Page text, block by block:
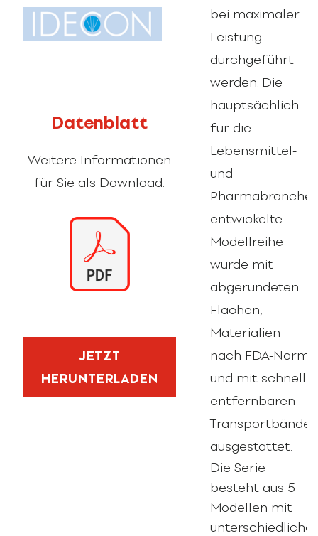
Datenblatt
Weitere Informationen
für Sie als Download.
JETZT
HERUNTERLADEN
bei maximaler
Leistung
durchgeführt
werden. Die
hauptsächlich
für die
Lebensmittel-
und
Pharmabranche
entwickelte
Modellreihe
wurde mit
abgerundeten
Flächen,
Materialien
nach FDA-Norm
und mit schnell
entfernbaren
ausgestattet.
Die Serie
besteht aus 5
Modellen mit